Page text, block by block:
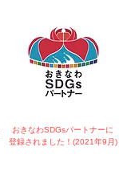
おきなわSDGsパートナーに
登録されました！(2021年9月)